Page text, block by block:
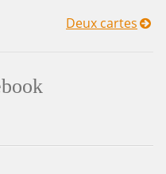
Deux cartes